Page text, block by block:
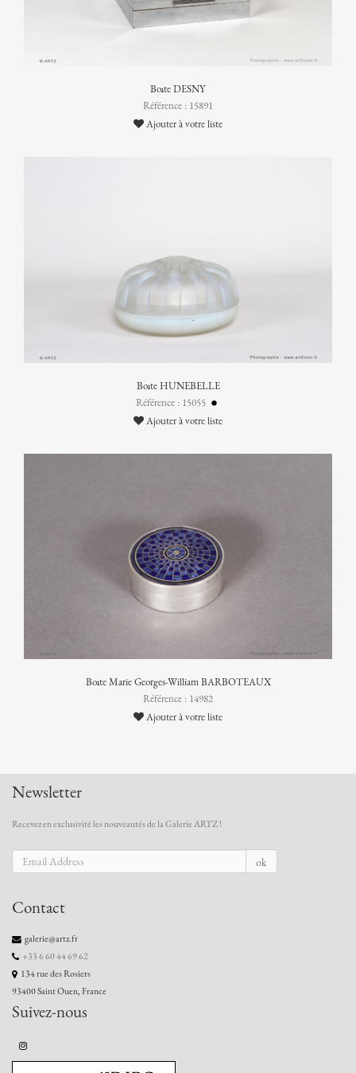
Boîte DESNY
Référence : 15891
Ajouter à votre liste
Boîte HUNEBELLE
Référence : 15055
Ajouter à votre liste
Boîte Marie Georges-William BARBOTEAUX
Référence : 14982
Ajouter à votre liste
Newsletter
Recevez en exclusivité les nouveautés de la Galerie ARTZ !
ok
Contact
galerie@artz.fr
+33 6 60 44 69 62
134 rue des Rosiers
93400 Saint Ouen, France
Suivez-nous